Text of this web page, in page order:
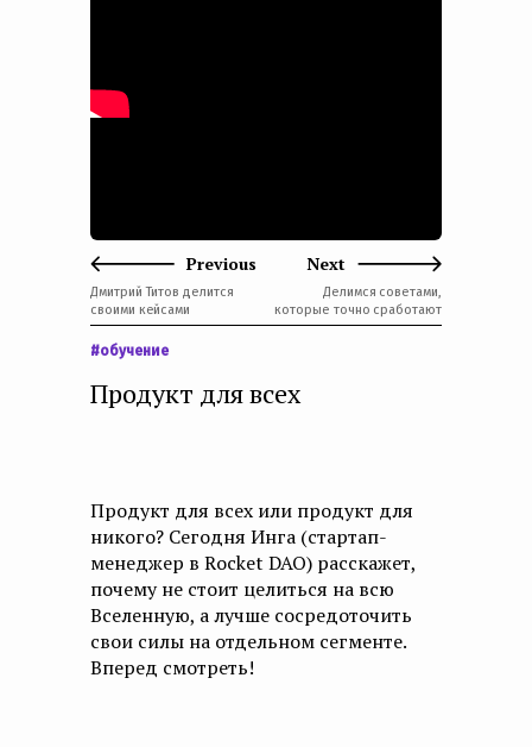
Previous
Дмитрий Титов делится
своими кейсами
Next
Делимся советами,
которые точно сработают
#обучение
Продукт для всех
Продукт для всех или продукт для
никого? Сегодня Инга (стартап-
менеджер в Rocket DAO) расскажет,
почему не стоит целиться на всю
Вселенную, а лучше сосредоточить
свои силы на отдельном сегменте.
Вперед смотреть!